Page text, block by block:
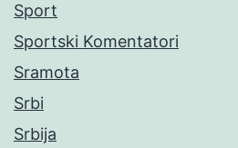
Sport
Sportski Komentatori
Sramota
Srbi
Srbija